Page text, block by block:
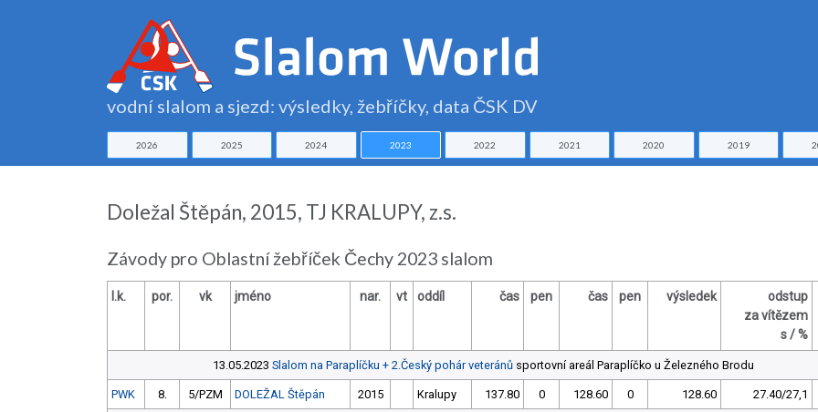
vodní slalom a sjezd: výsledky, žebříčky, data ČSK DV
2026 2025 2024 2023 2022 2021 2020 2019
Doležal Štěpán, 2015, TJ KRALUPY, z.s.
Závody pro Oblastní žebříček Čechy 2023 slalom
l.k. por. vk jméno nar. vt oddíl čas pen čas pen výsledek
odstup
za vítězem
s / %
13.05.2023 Slalom na Paraplíčku + 2.Český pohár veteránů sportovní areál Paraplíčko u Železného Brodu
PWK 8. 5/PZM DOLEŽAL Štěpán 2015 Kralupy 137.80 0 128.60 0 128.60 27.40/27,1